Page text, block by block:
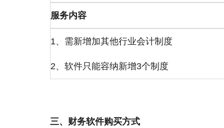
服务内容
1、需新增加其他行业会计制度
2、软件只能容纳新增3个制度
三、财务软件购买方式